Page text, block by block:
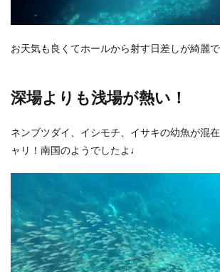
お天気も良くてホールから射す日差しが綺麗で
深場よりも浅場が熱い！
ネンブツダイ、イシモチ、イサキの幼魚が混
ャリ！南国のようでしたよ♩